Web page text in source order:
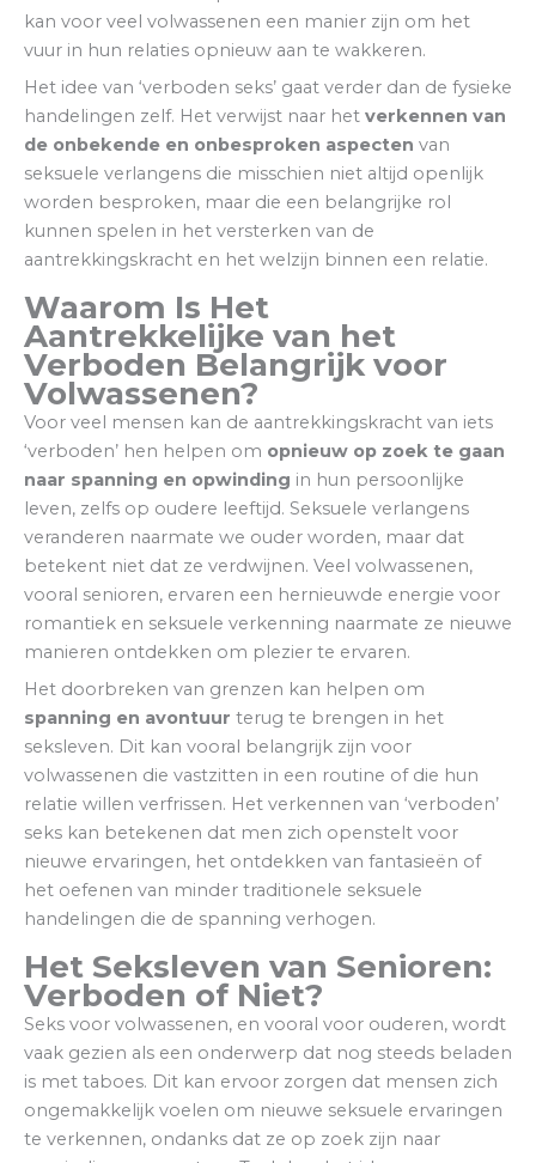
kan voor veel volwassenen een manier zijn om het
vuur in hun relaties opnieuw aan te wakkeren.
Het idee van ‘verboden seks’ gaat verder dan de fysieke
handelingen zelf. Het verwijst naar het verkennen van
de onbekende en onbesproken aspecten van
seksuele verlangens die misschien niet altijd openlijk
worden besproken, maar die een belangrijke rol
kunnen spelen in het versterken van de
aantrekkingskracht en het welzijn binnen een relatie.
Waarom Is Het
Aantrekkelijke van het
Verboden Belangrijk voor
Volwassenen?
Voor veel mensen kan de aantrekkingskracht van iets
‘verboden’ hen helpen om opnieuw op zoek te gaan
naar spanning en opwinding in hun persoonlijke
leven, zelfs op oudere leeftijd. Seksuele verlangens
veranderen naarmate we ouder worden, maar dat
betekent niet dat ze verdwijnen. Veel volwassenen,
vooral senioren, ervaren een hernieuwde energie voor
romantiek en seksuele verkenning naarmate ze nieuwe
manieren ontdekken om plezier te ervaren.
Het doorbreken van grenzen kan helpen om
spanning en avontuur terug te brengen in het
seksleven. Dit kan vooral belangrijk zijn voor
volwassenen die vastzitten in een routine of die hun
relatie willen verfrissen. Het verkennen van ‘verboden’
seks kan betekenen dat men zich openstelt voor
nieuwe ervaringen, het ontdekken van fantasieën of
het oefenen van minder traditionele seksuele
handelingen die de spanning verhogen.
Het Seksleven van Senioren:
Verboden of Niet?
Seks voor volwassenen, en vooral voor ouderen, wordt
vaak gezien als een onderwerp dat nog steeds beladen
is met taboes. Dit kan ervoor zorgen dat mensen zich
ongemakkelijk voelen om nieuwe seksuele ervaringen
te verkennen, ondanks dat ze op zoek zijn naar